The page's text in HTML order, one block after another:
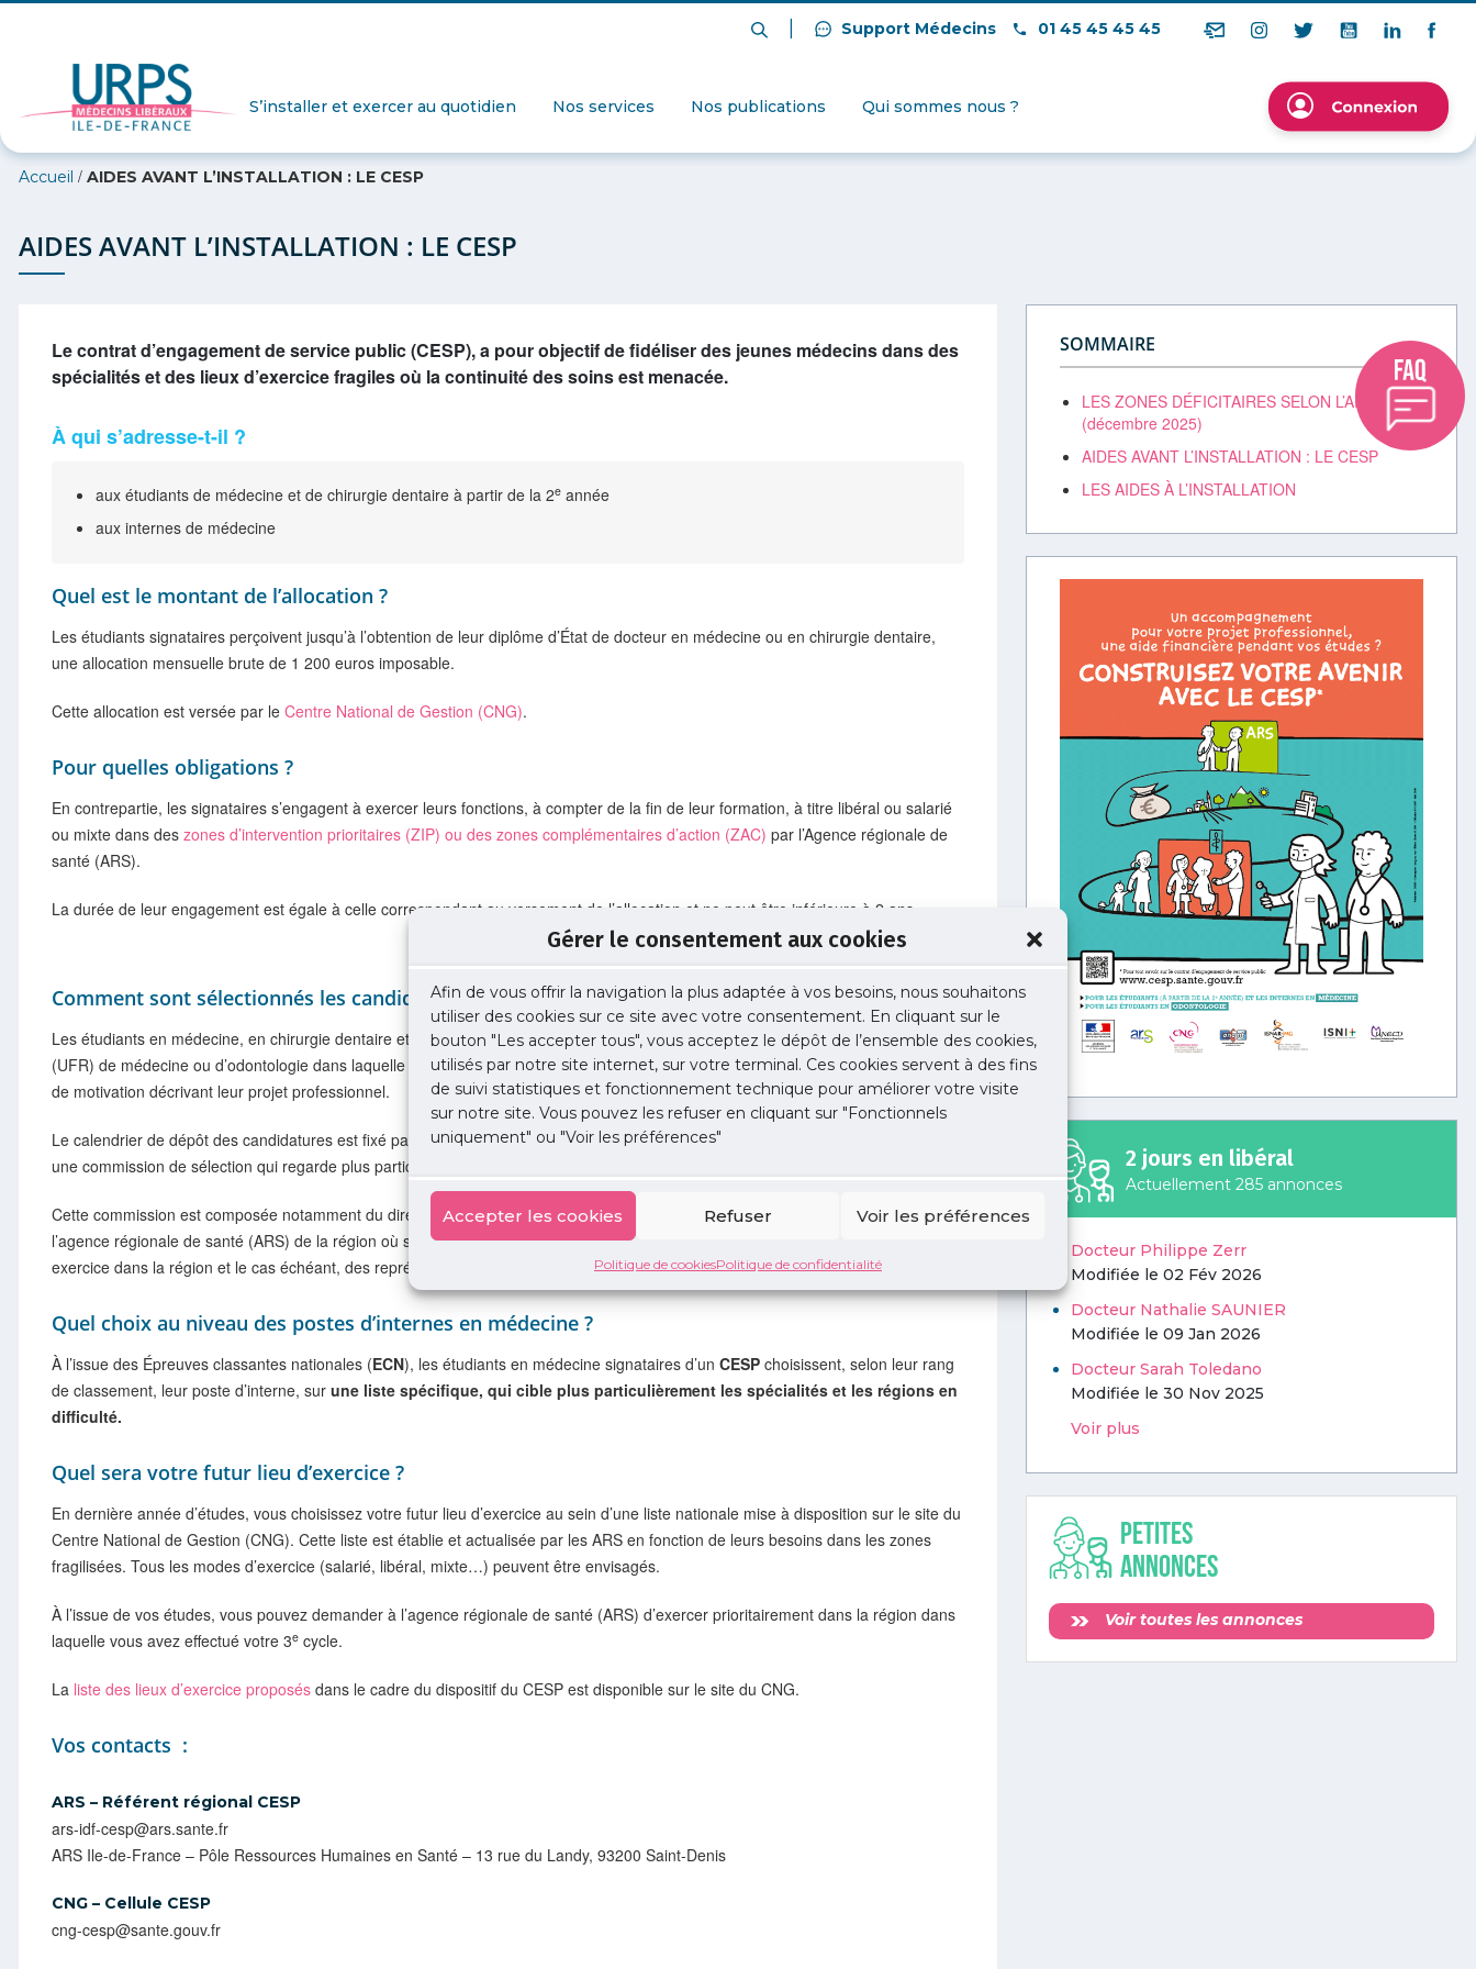
Gérer le consentement aux cookies
Afin de vous offrir la navigation la plus adaptée à vos besoins, nous souhaitons
utiliser des cookies sur ce site avec votre consentement. En cliquant sur le
bouton "Les accepter tous", vous acceptez le dépôt de l’ensemble des cookies,
utilisés par notre site internet, sur votre terminal. Ces cookies servent à des fins
de suivi statistiques et fonctionnement technique pour améliorer votre visite
sur notre site. Vous pouvez les refuser en cliquant sur "Fonctionnels
uniquement" ou "Voir les préférences"
Accepter les cookies Refuser Voir les préférences
Politique de cookiesPolitique de confidentialité
Support Médecins 01 45 45 45 45
S’installer et exercer au quotidien Nos services Nos publications Qui sommes nous ?
Accueil / AIDES AVANT L’INSTALLATION : LE CESP
AIDES AVANT L’INSTALLATION : LE CESP
Le contrat d’engagement de service public (CESP), a pour objectif de fidéliser des jeunes médecins dans des
spécialités et des lieux d’exercice fragiles où la continuité des soins est menacée.
À qui s’adresse-t-il ?
aux étudiants de médecine et de chirurgie dentaire à partir de la 2e année
aux internes de médecine
Quel est le montant de l’allocation ?
Les étudiants signataires perçoivent jusqu’à l’obtention de leur diplôme d’État de docteur en médecine ou en chirurgie dentaire,
une allocation mensuelle brute de 1 200 euros imposable.
Cette allocation est versée par le Centre National de Gestion (CNG).
Pour quelles obligations ?
En contrepartie, les signataires s’engagent à exercer leurs fonctions, à compter de la fin de leur formation, à titre libéral ou salarié
ou mixte dans des zones d’intervention prioritaires (ZIP) ou des zones complémentaires d’action (ZAC) par l’Agence régionale de
santé (ARS).
La durée de leur engagement est égale à celle correspondant au versement de l’allocation et ne peut être inférieure à 2 ans.
Comment sont sélectionnés les candidats ?
Les étudiants en médecine, en chirurgie dentaire et les internes de médecine déposent, dans l’unité de formation et de recherche
(UFR) de médecine ou d’odontologie dans laquelle ils sont inscrits, un dossier de candidature qui comprend notamment une lettre
de motivation décrivant leur projet professionnel.
Le calendrier de dépôt des candidatures est fixé par l’UFR de médecine ou d’odontologie. Les candidatures sont examinées par
une commission de sélection qui regarde plus particulièrement le projet professionnel ainsi que les résultats universitaires.
Cette commission est composée notamment du directeur de l’UFR où le candidat poursuit ses études, du directeur général de
l’agence régionale de santé (ARS) de la région où se situe l’UFR, des représentants des médecins et des chirurgiens-dentistes en
exercice dans la région et le cas échéant, des représentants d’étudiants et d’internes.
Quel choix au niveau des postes d’internes en médecine ?
À l’issue des Épreuves classantes nationales (ECN), les étudiants en médecine signataires d’un CESP choisissent, selon leur rang
de classement, leur poste d’interne, sur une liste spécifique, qui cible plus particulièrement les spécialités et les régions en
difficulté.
Quel sera votre futur lieu d’exercice ?
En dernière année d’études, vous choisissez votre futur lieu d’exercice au sein d’une liste nationale mise à disposition sur le site du
Centre National de Gestion (CNG). Cette liste est établie et actualisée par les ARS en fonction de leurs besoins dans les zones
fragilisées. Tous les modes d’exercice (salarié, libéral, mixte…) peuvent être envisagés.
À l’issue de vos études, vous pouvez demander à l’agence régionale de santé (ARS) d’exercer prioritairement dans la région dans
laquelle vous avez effectué votre 3e cycle.
La liste des lieux d’exercice proposés dans le cadre du dispositif du CESP est disponible sur le site du CNG.
Vos contacts :
ARS – Référent régional CESP
ars-idf-cesp@ars.sante.fr
ARS Ile-de-France – Pôle Ressources Humaines en Santé – 13 rue du Landy, 93200 Saint-Denis
CNG – Cellule CESP
cng-cesp@sante.gouv.fr
SOMMAIRE
LES ZONES DÉFICITAIRES SELON L’ARS
(décembre 2025)
AIDES AVANT L’INSTALLATION : LE CESP
LES AIDES À L’INSTALLATION
2 jours en libéral
Actuellement 285 annonces
Docteur Philippe Zerr
Modifiée le 02 Fév 2026
Docteur Nathalie SAUNIER
Modifiée le 09 Jan 2026
Docteur Sarah Toledano
Modifiée le 30 Nov 2025
Voir plus
Petites
annonces
Voir toutes les annonces